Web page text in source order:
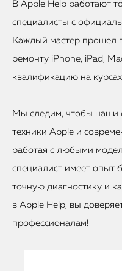
В Apple Help работают
специалисты с
Каждый мастер прошел
ремонту iPhone, iPad,
квалификацию на
Мы следим, чтобы наши
техники Apple и
работая с любыми
специалист имеет опыт
точную диагностику и
в Apple Help, вы
профессионалам!